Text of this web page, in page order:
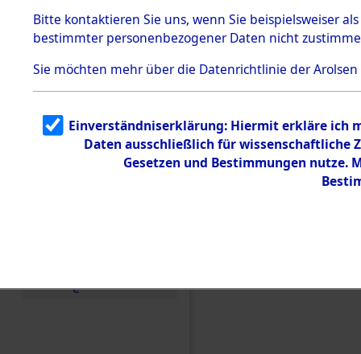
5.3.1 Alliierte
Erhebungen
zu
Todesmärsch
en
5.3.2
g
5.3.3
Todesmärsch
e
Bitte kontaktieren Sie uns, wenn Sie beispielsweiser
bestimmter personenbezogener Daten nicht
Sie möchten mehr über die Datenrichtlinie der Arolsen
Einverständniserklärung: Hiermit erkläre ich
Daten ausschließlich für wissenschaftliche
Gesetzen und Bestimmungen nutze.